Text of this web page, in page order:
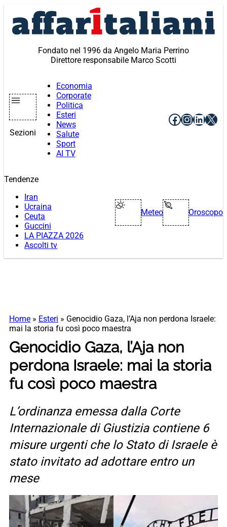
contenuto
Fondato nel 1996 da Angelo Maria Perrino
Direttore responsabile Marco Scotti
Sezioni
Economia
Corporate
Politica
Esteri
News
Salute
Sport
AI TV
Facebook
X
Tendenze
Iran
Ucraina
Ceuta
Guccini
LA PIAZZA 2026
Ascolti tv
Meteo Oroscopo
Home » Esteri » Genocidio Gaza, l’Aja non perdona Israele:
mai la storia fu così poco maestra
Genocidio Gaza, l’Aja non
perdona Israele: mai la storia
fu così poco maestra
L’ordinanza emessa dalla Corte
Internazionale di Giustizia contiene 6
misure urgenti che lo Stato di Israele è
stato invitato ad adottare entro un
mese